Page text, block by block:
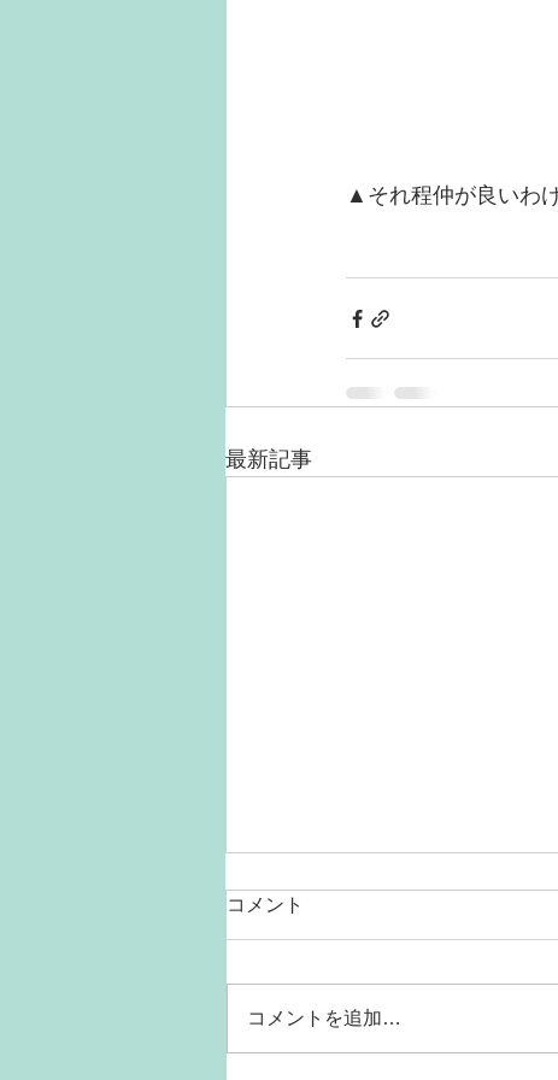
▲それ程仲が良いわ
最新記事
コメント
コメントを追加…